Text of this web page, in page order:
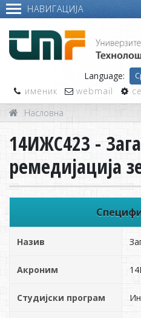
НАВИГАЦИЈА
Language:
именик webmail
Насловна
14ИЖС423 -
ремедијација
Назив
Акроним
Студијски програм